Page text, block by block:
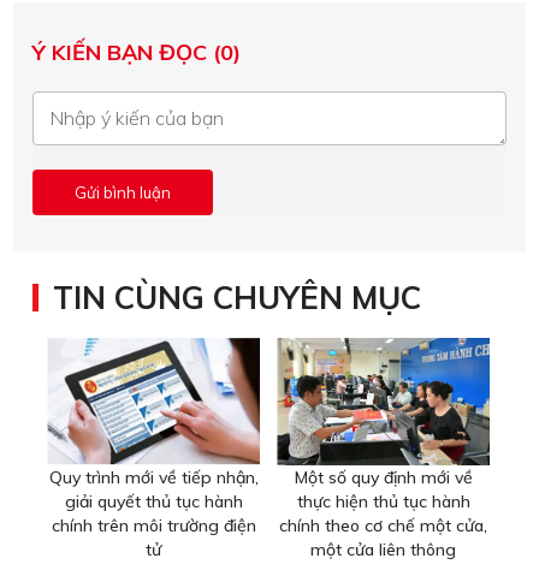
Ý KIẾN BẠN ĐỌC (0)
TIN CÙNG CHUYÊN MỤC
Quy trình mới về tiếp nhận,
giải quyết thủ tục hành
chính trên môi trường điện
tử
Một số quy định mới về
thực hiện thủ tục hành
chính theo cơ chế một cửa,
một cửa liên thông